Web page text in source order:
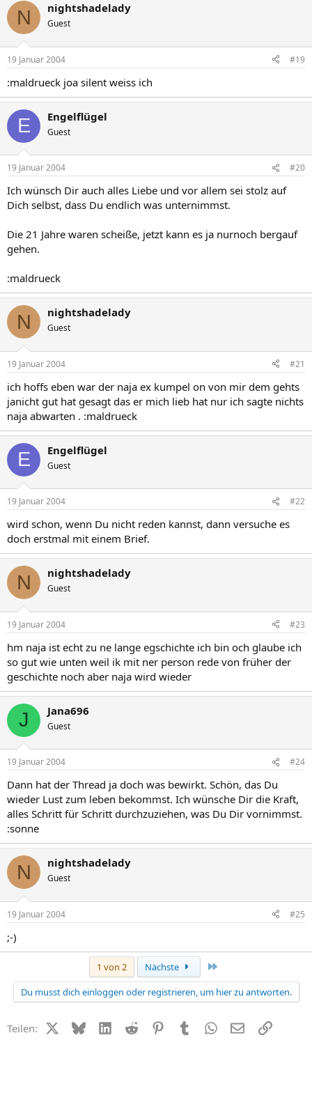
N nightshadelady
Guest
19 Januar 2004 #19
:maldrueck joa silent weiss ich
E Engelflügel
Guest
19 Januar 2004 #20
Ich wünsch Dir auch alles Liebe und vor allem sei stolz auf
Dich selbst, dass Du endlich was unternimmst.
Die 21 Jahre waren scheiße, jetzt kann es ja nurnoch bergauf
gehen.
:maldrueck
N nightshadelady
Guest
19 Januar 2004 #21
ich hoffs eben war der naja ex kumpel on von mir dem gehts
janicht gut hat gesagt das er mich lieb hat nur ich sagte nichts
naja abwarten . :maldrueck
E Engelflügel
Guest
19 Januar 2004 #22
wird schon, wenn Du nicht reden kannst, dann versuche es
doch erstmal mit einem Brief.
N nightshadelady
Guest
19 Januar 2004 #23
hm naja ist echt zu ne lange egschichte ich bin och glaube ich
so gut wie unten weil ik mit ner person rede von früher der
geschichte noch aber naja wird wieder
J Jana696
Guest
19 Januar 2004 #24
Dann hat der Thread ja doch was bewirkt. Schön, das Du
wieder Lust zum leben bekommst. Ich wünsche Dir die Kraft,
alles Schritt für Schritt durchzuziehen, was Du Dir vornimmst.
:sonne
N nightshadelady
Guest
19 Januar 2004 #25
;-)
1 von 2 Nächste
Du musst dich einloggen oder registrieren, um hier zu antworten.
Teilen: X (Twitter)
BlueskyLinkedIn
Reddit PinterestTumblr WhatsApp
E-MailLink